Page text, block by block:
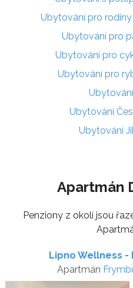
Ubytování pro
Ubytování pro
Ubytování pro
Ubytování pro
Ubytování
Ubytování
Apartmán
Penziony z okolí jsou
Lipno Wellness -
Apartmán